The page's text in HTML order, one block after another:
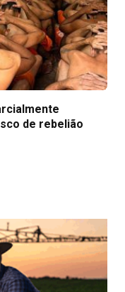
de rebelião